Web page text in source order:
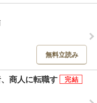
無料立読み
商人に転職す